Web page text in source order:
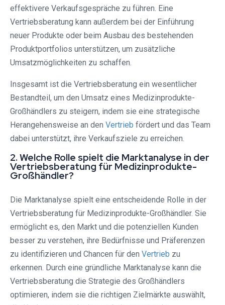
effektivere Verkaufsgespräche zu führen. Eine
Vertriebsberatung kann außerdem bei der Einführung
neuer Produkte oder beim Ausbau des bestehenden
Produktportfolios unterstützen, um zusätzliche
Umsatzmöglichkeiten zu schaffen.
Insgesamt ist die Vertriebsberatung ein wesentlicher
Bestandteil, um den Umsatz eines Medizinprodukte-
Großhändlers zu steigern, indem sie eine strategische
Herangehensweise an den Vertrieb fördert und das Team
dabei unterstützt, ihre Verkaufsziele zu erreichen.
2. Welche Rolle spielt die Marktanalyse in der
Vertriebsberatung für Medizinprodukte-
Großhändler?
Die Marktanalyse spielt eine entscheidende Rolle in der
Vertriebsberatung für Medizinprodukte-Großhändler. Sie
ermöglicht es, den Markt und die potenziellen Kunden
besser zu verstehen, ihre Bedürfnisse und Präferenzen
zu identifizieren und Chancen für den Vertrieb zu
erkennen. Durch eine gründliche Marktanalyse kann die
Vertriebsberatung die Strategie des Großhändlers
optimieren, indem sie die richtigen Zielmärkte auswählt,